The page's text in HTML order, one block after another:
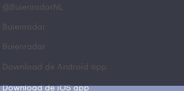
@BuienradarNL
Buienradar
Buienradar
Download de Android app
Download de iOS app